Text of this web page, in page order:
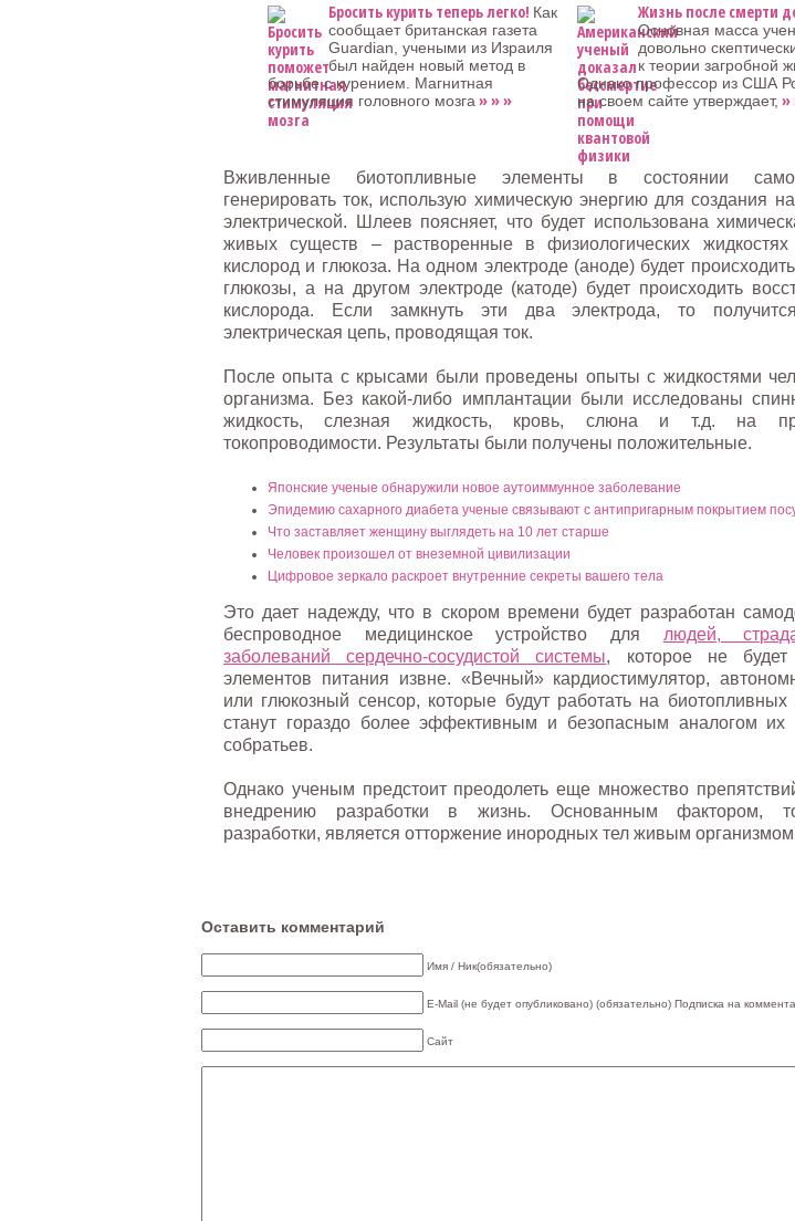
Бросить курить теперь легко! Как
сообщает британская газета
Guardian, учеными из Израиля
был найден новый метод в
борьбе с курением. Магнитная
стимуляция головного мозга » » »
Жизнь после смерти
Основная масса
довольно
к теории загробной
Однако профессор из США
на своем сайте утверждает, »
Вживленные биотопливные элементы в состоянии
генерировать ток, использую химическую энергию для создания
электрической. Шлеев поясняет, что будет использована
живых существ – растворенные в физиологических жидкостях
кислород и глюкоза. На одном электроде (аноде) будет
глюкозы, а на другом электроде (катоде) будет происходить
кислорода. Если замкнуть эти два электрода, то
электрическая цепь, проводящая ток.
После опыта с крысами были проведены опыты с жидкостями
организма. Без какой-либо имплантации были исследованы
жидкость, слезная жидкость, кровь, слюна и т.д. на
токопроводимости. Результаты были получены положительные.
Японские ученые обнаружили новое аутоиммунное заболевание
Эпидемию сахарного диабета ученые связывают с антипригарным покрытием
Что заставляет женщину выглядеть на 10 лет старше
Человек произошел от внеземной цивилизации
Цифровое зеркало раскроет внутренние секреты вашего тела
Это дает надежду, что в скором времени будет разработан
беспроводное медицинское устройство для людей,
заболеваний сердечно-сосудистой системы, которое не будет
элементов питания извне. «Вечный» кардиостимулятор,
или глюкозный сенсор, которые будут работать на биотопливных
станут гораздо более эффективным и безопасным аналогом их
собратьев.
Однако ученым предстоит преодолеть еще множество
внедрению разработки в жизнь. Основанным фактором,
разработки, является отторжение инородных тел живым
Оставить комментарий
Имя / Ник(обязательно)
E-Mail (не будет опубликовано) (обязательно) Подписка на
Сайт